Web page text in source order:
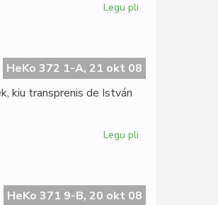
Legu pli
literaturo
en
HeKo 372 1-A, 21 okt 08
kiu transprenis de István
Legu pli
masakro
HeKo 371 9-B, 20 okt 08